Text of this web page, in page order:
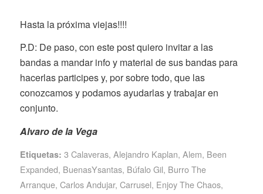
Hasta la próxima viejas!!!!
P.D: De paso, con este post quiero invitar a las
bandas a mandar info y material de sus bandas para
hacerlas participes y, por sobre todo, que las
conozcamos y podamos ayudarlas y trabajar en
conjunto.
Alvaro de la Vega
Etiquetas: 3 Calaveras, Alejandro Kaplan, Alem, Been
Expanded, BuenasYsantas, Búfalo Gil, Burro The
Arranque, Carlos Andujar, Carrusel, Enjoy The Chaos,